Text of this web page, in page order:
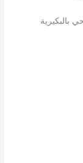
بالبكيرية